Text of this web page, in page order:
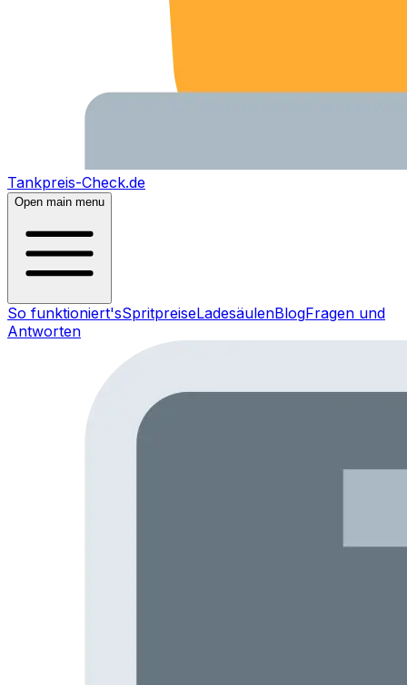
Tankpreis-Check.de
Open main menu
So funktioniert'sSpritpreiseLadesäulenBlogFragen und
Antworten